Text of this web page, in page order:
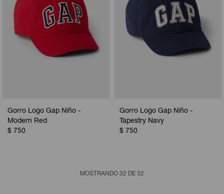
Gorro Logo Gap Niño -
Modern Red
$ 750
Gorro Logo Gap Niño -
Tapestry Navy
$ 750
MOSTRANDO 32 DE 32